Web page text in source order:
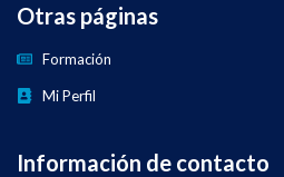
Otras páginas
Formación
Mi Perfil
Información de contacto